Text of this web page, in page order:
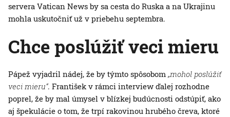
servera Vatican News by sa cesta do Ruska a na Ukrajinu
mohla uskutočniť už v priebehu septembra.
Chce poslúžiť veci mieru
Pápež vyjadril nádej, že by týmto spôsobom „mohol poslúžiť
veci mieru“. František v rámci interview ďalej rozhodne
poprel, že by mal úmysel v blízkej budúcnosti odstúpiť, ako
aj špekulácie o tom, že trpí rakovinou hrubého čreva, ktoré